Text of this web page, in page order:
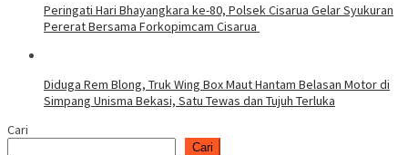
Peringati Hari Bhayangkara ke-80, Polsek Cisarua Gelar Syukuran
Pererat Bersama Forkopimcam Cisarua
Diduga Rem Blong, Truk Wing Box Maut Hantam Belasan Motor di
Simpang Unisma Bekasi, Satu Tewas dan Tujuh Terluka
Cari
Cari